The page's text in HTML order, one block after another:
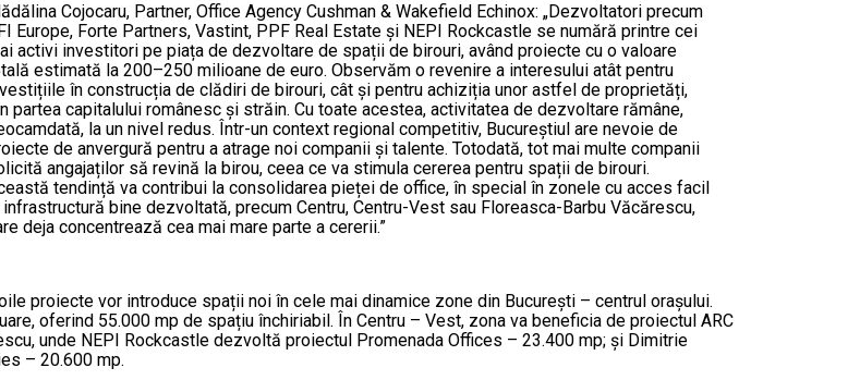
Cojocaru, Partner, Office Agency Cushman & Wakefield Echinox: „Dezvoltatori precum
Europe, Forte Partners, Vastint, PPF Real Estate și NEPI Rockcastle se numără printre cei
activi investitori pe piața de dezvoltare de spații de birouri, având proiecte cu o valoare
estimată la 200–250 milioane de euro. Observăm o revenire a interesului atât pentru
în construcția de clădiri de birouri, cât și pentru achiziția unor astfel de proprietăți,
partea capitalului românesc și străin. Cu toate acestea, activitatea de dezvoltare rămâne,
la un nivel redus. Într-un context regional competitiv, Bucureștiul are nevoie de
de anvergură pentru a atrage noi companii și talente. Totodată, tot mai multe companii
angajaților să revină la birou, ceea ce va stimula cererea pentru spații de birouri.
tendință va contribui la consolidarea pieței de office, în special în zonele cu acces facil
bine dezvoltată, precum Centru, Centru-Vest sau Floreasca-Barbu Văcărescu,
deja concentrează cea mai mare parte a cererii.”
proiecte vor introduce spații noi în cele mai dinamice zone din București – centrul orașului.
oferind 55.000 mp de spațiu închiriabil. În Centru – Vest, zona va beneficia de proiectul ARC
unde NEPI Rockcastle dezvoltă proiectul Promenada Offices – 23.400 mp; și Dimitrie
– 20.600 mp.